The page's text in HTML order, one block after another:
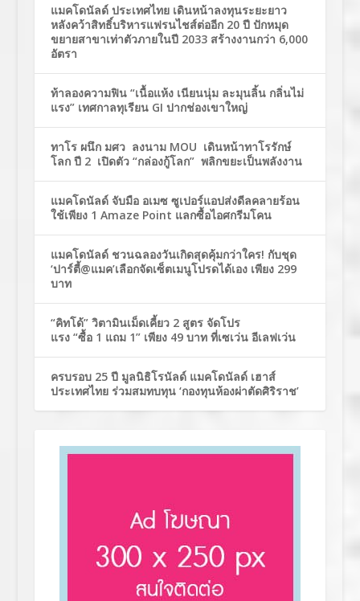
แมคโดนัลด์ ประเทศไทย เดินหน้าลงทุนระยะยาว
หลังคว้าสิทธิ์บริหารแฟรนไชส์ต่ออีก 20 ปี ปักหมุด
ขยายสาขาเท่าตัวภายในปี 2033 สร้างงานกว่า 6,000
อัตรา
ท้าลองความฟิน “เนื้อแห้ง เนียนนุ่ม ละมุนลิ้น กลิ่นไม่
แรง” เทศกาลทุเรียน GI ปากช่องเขาใหญ่
ทาโร ผนึก มศว ลงนาม MOU เดินหน้าทาโรรักษ์
โลก ปี 2 เปิดตัว “กล่องกู้โลก” พลิกขยะเป็นพลังงาน
แมคโดนัลด์ จับมือ อเมซ ซูเปอร์แอปส่งดีลคลายร้อน
ใช้เพียง 1 Amaze Point แลกซื้อไอศกรีมโคน
แมคโดนัลด์ ชวนฉลองวันเกิดสุดคุ้มกว่าใคร! กับชุด
‘ปาร์ตี้@แมค’เลือกจัดเซ็ตเมนูโปรดได้เอง เพียง 299
บาท
“คิทโด้” วิตามินเม็ดเคี้ยว 2 สูตร จัดโปร
แรง “ซื้อ 1 แถม 1” เพียง 49 บาท ที่เซเว่น อีเลฟเว่น
ครบรอบ 25 ปี มูลนิธิโรนัลด์ แมคโดนัลด์ เฮาส์
ประเทศไทย ร่วมสมทบทุน ‘กองทุนห้องผ่าตัดศิริราช’